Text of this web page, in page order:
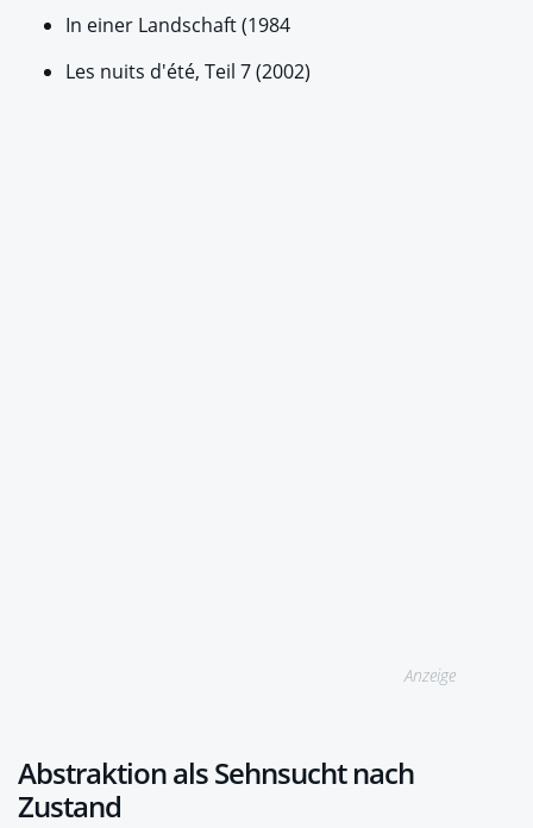
In einer Landschaft (1984
Les nuits d'été, Teil 7 (2002)
Anzeige
Abstraktion als Sehnsucht nach
Zustand